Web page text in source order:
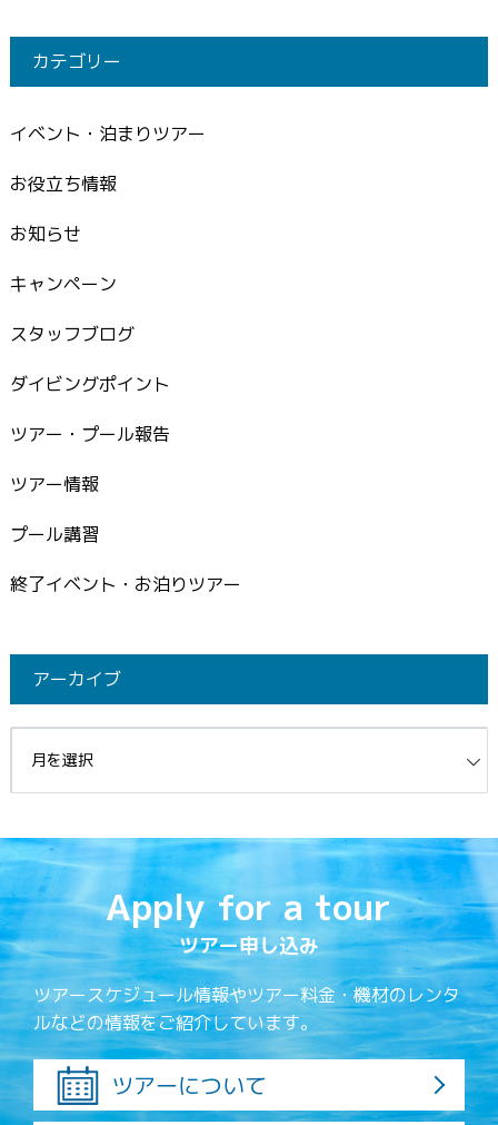
カテゴリー
イベント・泊まりツアー
お役立ち情報
お知らせ
キャンペーン
スタッフブログ
ダイビングポイント
ツアー・プール報告
ツアー情報
プール講習
終了イベント・お泊りツアー
アーカイブ
Apply for a tour
ツアー申し込み
ツアースケジュール情報やツアー料金・機材のレンタ
ルなどの情報をご紹介しています。
ツアーについて